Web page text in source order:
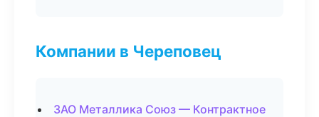
Компании в Череповец
ЗАО Металлика Союз — Контрактное